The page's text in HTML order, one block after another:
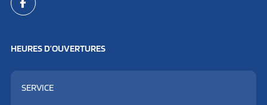
HEURES D’OUVERTURES
SERVICE